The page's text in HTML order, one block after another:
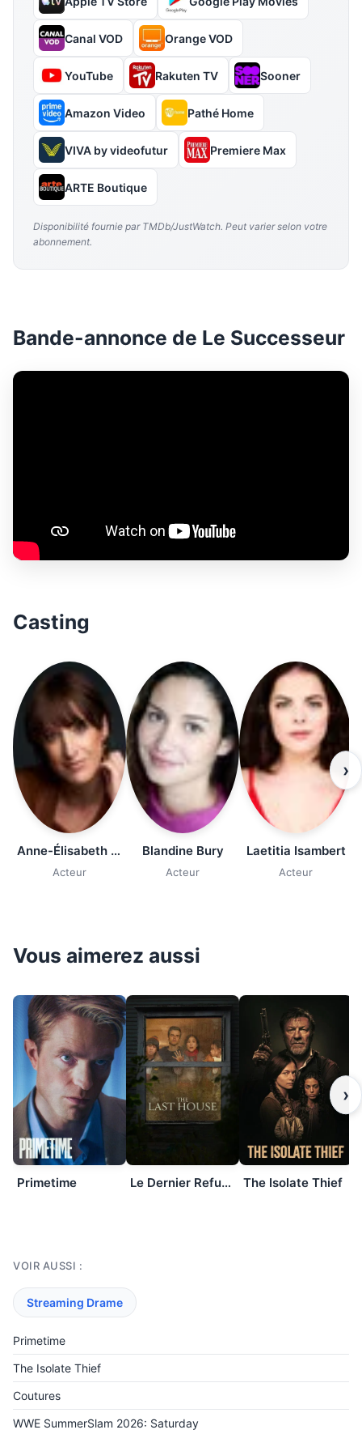
Canal VOD Orange VOD
YouTube Rakuten TV Sooner
Amazon Video Pathé Home
VIVA by videofutur Premiere Max
ARTE Boutique
Disponibilité fournie par TMDb/JustWatch. Peut varier selon votre
abonnement.
Bande-annonce de Le Successeur
Casting
Anne-Élisabeth Bossé
Acteur
Blandine Bury
Acteur
Laetitia Isambert
Acteur
›
Vous aimerez aussi
Primetime Le Dernier Refuge The Isolate Thief
›
VOIR AUSSI :
Streaming Drame
Primetime
The Isolate Thief
Coutures
WWE SummerSlam 2026: Saturday